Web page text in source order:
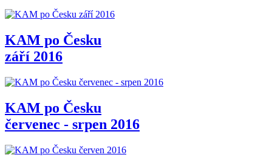
KAM po Česku
září 2016
KAM po Česku
červenec - srpen 2016